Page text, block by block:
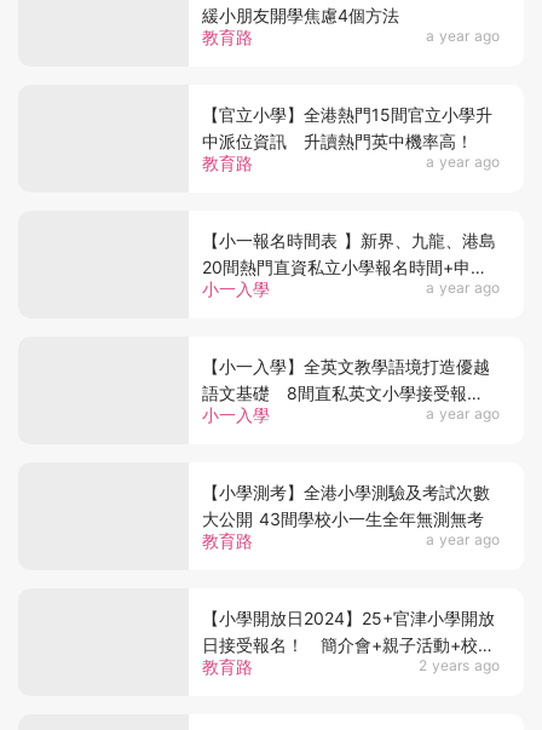
教育路 a year ago
緩小朋友開學焦慮4個方法
教育路 a year ago
【官立小學】全港熱門15間官立小學升
中派位資訊 升讀熱門英中機率高！
小一入學 a year ago
【小一報名時間表 】新界、九龍、港島
20間熱門直資私立小學報名時間+申請
資訊一覽
小一入學 a year ago
【小一入學】全英文教學語境打造優越
語文基礎 8間直私英文小學接受報
名！
教育路 a year ago
【小學測考】全港小學測驗及考試次數
大公開 43間學校小一生全年無測無考
教育路 2 years ago
【小學開放日2024】25+官津小學開放
日接受報名！ 簡介會+親子活動+校園
導覽！